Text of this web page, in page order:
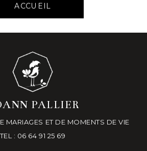
ACCUEIL
PALLIER
MARIAGES ET DE MOMENTS DE VIE
TEL : 06 64 91 25 69